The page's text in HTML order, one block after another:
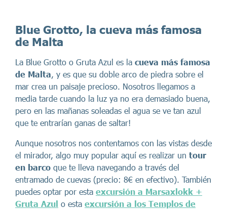
Blue Grotto, la cueva más famosa
de Malta
La Blue Grotto o Gruta Azul es la cueva más famosa
de Malta, y es que su doble arco de piedra sobre el
mar crea un paisaje precioso. Nosotros llegamos a
media tarde cuando la luz ya no era demasiado buena,
pero en las mañanas soleadas el agua se ve tan azul
que te entrarían ganas de saltar!
Aunque nosotros nos contentamos con las vistas desde
el mirador, algo muy popular aquí es realizar un tour
en barco que te lleva navegando a través del
entramado de cuevas (precio: 8€ en efectivo). También
puedes optar por esta excursión a Marsaxlokk +
Gruta Azul o esta excursión a los Templos de